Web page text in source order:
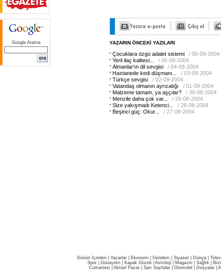
Google Arama YAZARIN ÖNCEKİ YAZILARI
Çocuklara özgü adalet sistemi
/ 06-09-2004
Yerli ilaç kalitesi...
/ 05-09-2004
Almanlar'ın dil sevgisi
/ 04-09-2004
Hastanede kedi düşmanı...
/ 03-09-2004
Türkçe sevgisi
/ 02-09-2004
Vatandaş olmanın ayrıcalığı
/ 01-09-2004
Malzeme tamam, ya aşçılar?
/ 30-08-2004
Menzile daha çok var...
/ 29-08-2004
Size yakışmadı Ketenci...
/ 28-08-2004
Beşinci güç: Okur...
/ 27-08-2004
Günün İçinden Yazarlar Ekonomi Gündem Siyaset Dünya |
Spor
Günaydın Kapak Güzeli Astroloji Magazin Sağlık
Cumartesi| Aktüel Pazar| Sarı Sayfalar| Otomobil Dosyalar|